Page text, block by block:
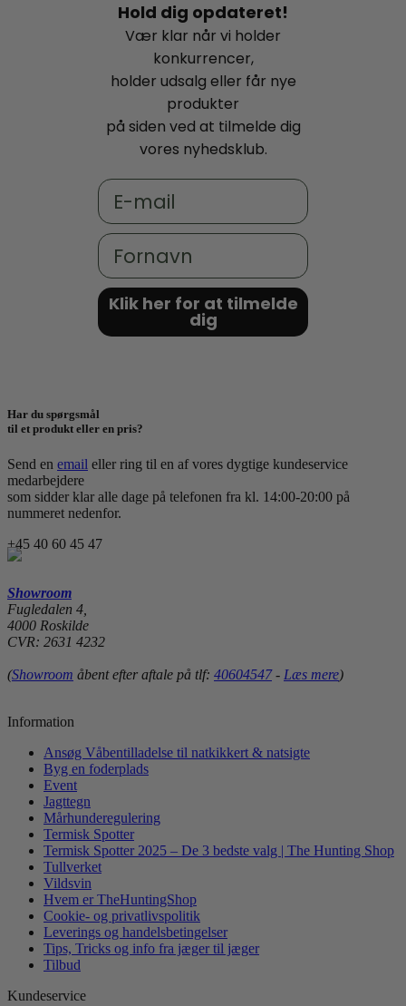
Hold dig opdateret!
Vær klar når vi holder
konkurrencer,
holder udsalg eller får nye
produkter
på siden ved at tilmelde dig
vores nyhedsklub.
Email
Fornavn
Klik her for at tilmelde
dig
Har du spørgsmål
til et produkt eller en pris?
Send en email eller ring til en af vores dygtige kundeservice
medarbejdere
som sidder klar alle dage på telefonen fra kl. 14:00-20:00 på
nummeret nedenfor.
+45 40 60 45 47
Showroom
Fugledalen 4,
4000 Roskilde
CVR: 2631 4232
(Showroom åbent efter aftale på tlf: 40604547- Læs mere)
Information
Ansøg Våbentilladelse til natkikkert & natsigte
Byg en foderplads
Event
Jagttegn
Mårhunderegulering
Termisk Spotter
Termisk Spotter 2025 – De 3 bedste valg | The Hunting Shop
Tullverket
Vildsvin
Hvem er TheHuntingShop
Cookie- og privatlivspolitik
Leverings og handelsbetingelser
Tips, Tricks og info fra jæger til jæger
Tilbud
Kundeservice